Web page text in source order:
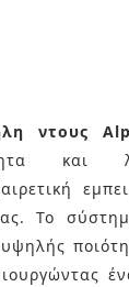
ντους
και
Το
υψηλής